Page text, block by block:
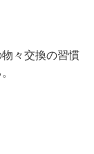
々交換の習慣